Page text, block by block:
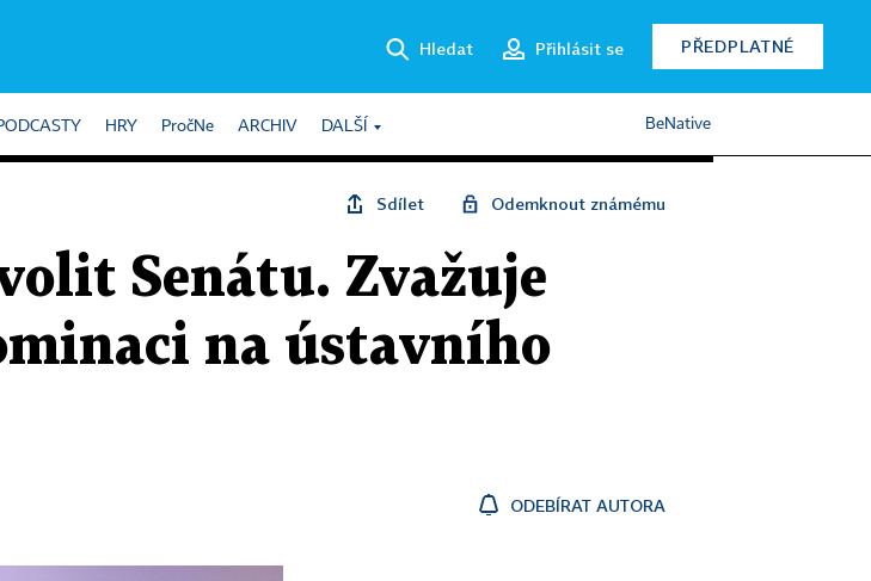
Hledat Přihlásit se PŘEDPLATNÉ
HRY PročNe ARCHIV DALŠÍ BeNative
Sdílet Odemknout známému
Senátu. Zvažuje
na ústavního
ODEBÍRAT AUTORA